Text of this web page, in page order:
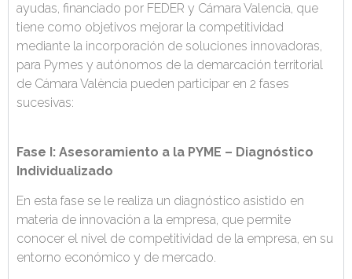
ayudas, financiado por FEDER y Cámara Valencia, que
tiene como objetivos mejorar la competitividad
mediante la incorporación de soluciones innovadoras,
para Pymes y autónomos de la demarcación territorial
de Cámara València pueden participar en 2 fases
sucesivas:
Fase I: Asesoramiento a la PYME – Diagnóstico
Individualizado
En esta fase se le realiza un diagnóstico asistido en
materia de innovación a la empresa, que permite
conocer el nivel de competitividad de la empresa, en su
entorno económico y de mercado.